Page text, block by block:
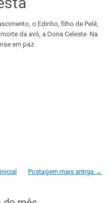
o Edinho, filho de Pelé,
da avó, a Dona Celeste. Na
em paz.
Postagem mais antiga →